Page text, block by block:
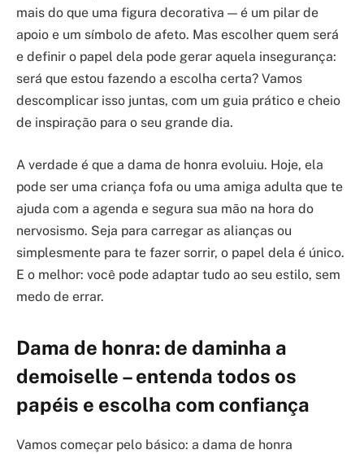
mais do que uma figura decorativa — é um pilar de
apoio e um símbolo de afeto. Mas escolher quem será
e definir o papel dela pode gerar aquela insegurança:
será que estou fazendo a escolha certa? Vamos
descomplicar isso juntas, com um guia prático e cheio
de inspiração para o seu grande dia.
A verdade é que a dama de honra evoluiu. Hoje, ela
pode ser uma criança fofa ou uma amiga adulta que te
ajuda com a agenda e segura sua mão na hora do
nervosismo. Seja para carregar as alianças ou
simplesmente para te fazer sorrir, o papel dela é único.
E o melhor: você pode adaptar tudo ao seu estilo, sem
medo de errar.
Dama de honra: de daminha a
demoiselle – entenda todos os
papéis e escolha com confiança
Vamos começar pelo básico: a dama de honra